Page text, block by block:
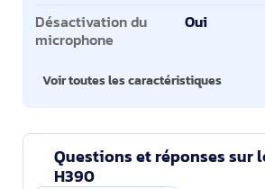
Désactivation du
microphone
Oui
Voir toutes les caractéristiques
Questions et réponses sur
H390